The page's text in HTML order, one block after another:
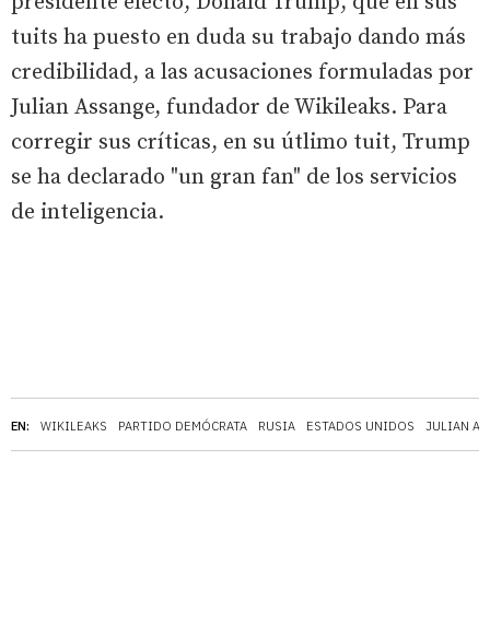
EN: WIKILEAKS PARTIDO DEMÓCRATA RUSIA ESTADOS UNIDOS JULIAN
tuits ha puesto en duda su trabajo dando más
credibilidad, a las acusaciones formuladas por
Julian Assange, fundador de Wikileaks. Para
corregir sus críticas, en su útlimo tuit, Trump
se ha declarado "un gran fan" de los servicios
de inteligencia.